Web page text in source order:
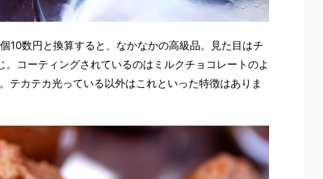
10数円と換算すると、なかなかの高級品。見た目はチ
コーティングされているのはミルクチョコレートのよ
テカテカ光っている以外はこれといった特徴はありま